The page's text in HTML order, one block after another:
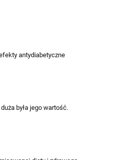
antydiabetyczne
była jego wartość.